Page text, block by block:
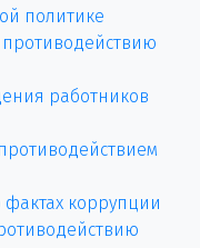
политике
работников
коррупции